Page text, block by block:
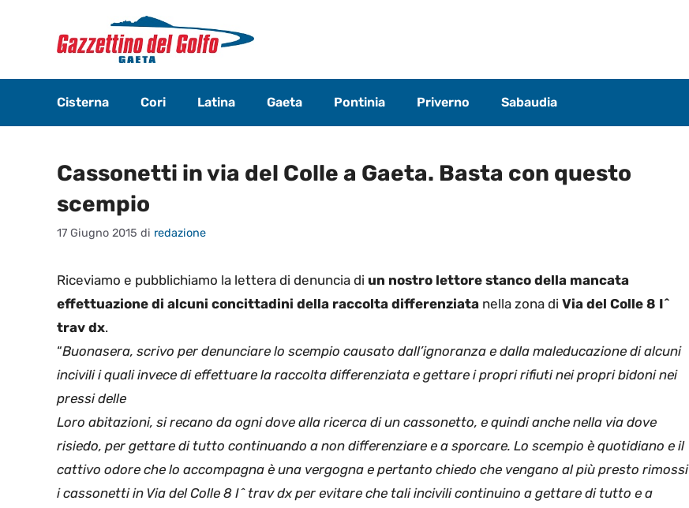
contenuto
Cisterna Cori Latina Gaeta Pontinia Priverno Sabaudia
Cassonetti in via del Colle a Gaeta. Basta con questo
scempio
17 Giugno 2015 di redazione
Riceviamo e pubblichiamo la lettera di denuncia di un nostro lettore stanco della mancata
effettuazione di alcuni concittadini della raccolta differenziata nella zona di Via del Colle 8 I^
trav dx.
“Buonasera, scrivo per denunciare lo scempio causato dall’ignoranza e dalla maleducazione di alcuni
incivili i quali invece di effettuare la raccolta differenziata e gettare i propri rifiuti nei propri bidoni nei
pressi delle
Loro abitazioni, si recano da ogni dove alla ricerca di un cassonetto, e quindi anche nella via dove
risiedo, per gettare di tutto continuando a non differenziare e a sporcare. Lo scempio è quotidiano e il
cattivo odore che lo accompagna è una vergogna e pertanto chiedo che vengano al più presto rimossi
i cassonetti in Via del Colle 8 I^ trav dx per evitare che tali incivili continuino a gettare di tutto e a